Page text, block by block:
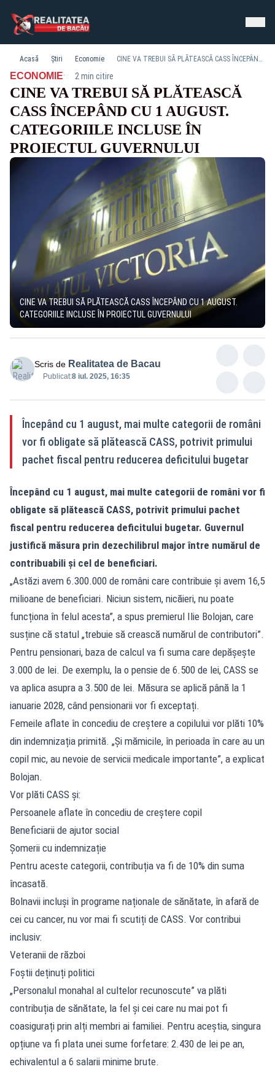
Acasă Știri Economie CINE VA TREBUI SĂ PLĂTEASCĂ CASS ÎNCEPÂND CU 1 AUGUST. CATEGORIILE INCLUSE ÎN PROIECTUL GUVERNULUI
ECONOMIE· 2 min citire
CINE VA TREBUI SĂ PLĂTEASCĂ
CASS ÎNCEPÂND CU 1 AUGUST.
CATEGORIILE INCLUSE ÎN
PROIECTUL GUVERNULUI
CINE VA TREBUI SĂ PLĂTEASCĂ CASS ÎNCEPÂND CU 1 AUGUST.
CATEGORIILE INCLUSE ÎN PROIECTUL GUVERNULUI
Scris de Realitatea de Bacau
Publicat:8 iul. 2025, 16:35
Începând cu 1 august, mai multe categorii de români
vor fi obligate să plătească CASS, potrivit primului
pachet fiscal pentru reducerea deficitului bugetar
Începând cu 1 august, mai multe categorii de români vor fi
obligate să plătească CASS, potrivit primului pachet
fiscal pentru reducerea deficitului bugetar. Guvernul
justifică măsura prin dezechilibrul major între numărul de
contribuabili și cel de beneficiari.
„Astăzi avem 6.300.000 de români care contribuie și avem 16,5
milioane de beneficiari. Niciun sistem, nicăieri, nu poate
funcționa în felul acesta”, a spus premierul Ilie Bolojan, care
susține că statul „trebuie să crească numărul de contributori”.
Pentru pensionari, baza de calcul va fi suma care depășește
3.000 de lei. De exemplu, la o pensie de 6.500 de lei, CASS se
va aplica asupra a 3.500 de lei. Măsura se aplică până la 1
ianuarie 2028, când pensionarii vor fi exceptați.
Femeile aflate în concediu de creștere a copilului vor plăti 10%
din indemnizația primită. „Și mămicile, în perioada în care au un
copil mic, au nevoie de servicii medicale importante”, a explicat
Bolojan.
Vor plăti CASS și:
Persoanele aflate în concediu de creștere copil
Beneficiarii de ajutor social
Șomerii cu indemnizație
Pentru aceste categorii, contribuția va fi de 10% din suma
încasată.
Bolnavii incluși în programe naționale de sănătate, în afară de
cei cu cancer, nu vor mai fi scutiți de CASS. Vor contribui
inclusiv:
Veteranii de război
Foștii deținuți politici
„Personalul monahal al cultelor recunoscute” va plăti
contribuția de sănătate, la fel și cei care nu mai pot fi
coasigurați prin alți membri ai familiei. Pentru aceștia, singura
opțiune va fi plata unei sume forfetare: 2.430 de lei pe an,
echivalentul a 6 salarii minime brute.